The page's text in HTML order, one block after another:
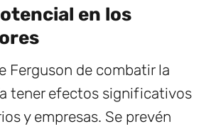
en los
Ferguson de combatir la
tener efectos significativos
y empresas. Se prevén